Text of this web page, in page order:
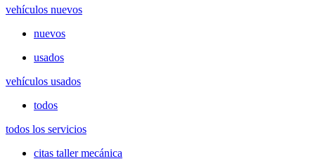
vehículos nuevos
nuevos
usados
vehículos usados
todos
todos los servicios
citas taller mecánica